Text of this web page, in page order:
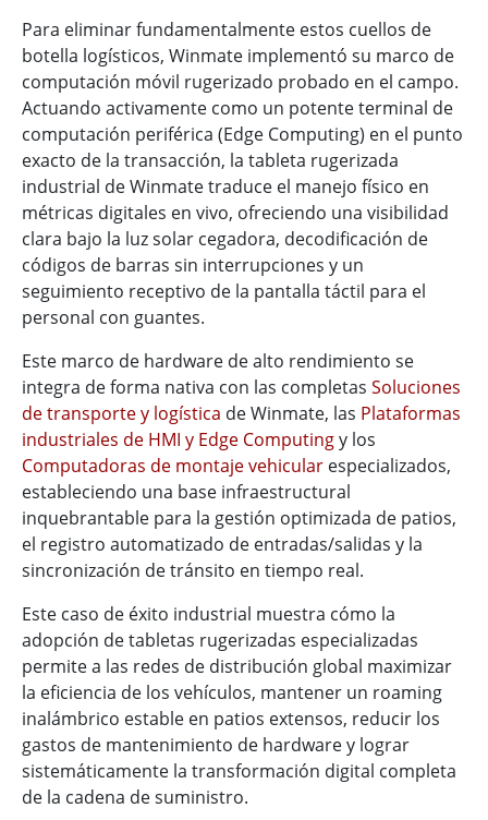
Para eliminar fundamentalmente estos cuellos de
botella logísticos, Winmate implementó su marco de
computación móvil rugerizado probado en el campo.
Actuando activamente como un potente terminal de
computación periférica (Edge Computing) en el punto
exacto de la transacción, la tableta rugerizada
industrial de Winmate traduce el manejo físico en
métricas digitales en vivo, ofreciendo una visibilidad
clara bajo la luz solar cegadora, decodificación de
códigos de barras sin interrupciones y un
seguimiento receptivo de la pantalla táctil para el
personal con guantes.
Este marco de hardware de alto rendimiento se
integra de forma nativa con las completas Soluciones
de transporte y logística de Winmate, las Plataformas
industriales de HMI y Edge Computingy los
Computadoras de montaje vehicular especializados,
estableciendo una base infraestructural
inquebrantable para la gestión optimizada de patios,
el registro automatizado de entradas/salidas y la
sincronización de tránsito en tiempo real.
Este caso de éxito industrial muestra cómo la
adopción de tabletas rugerizadas especializadas
permite a las redes de distribución global maximizar
la eficiencia de los vehículos, mantener un roaming
inalámbrico estable en patios extensos, reducir los
gastos de mantenimiento de hardware y lograr
sistemáticamente la transformación digital completa
de la cadena de suministro.